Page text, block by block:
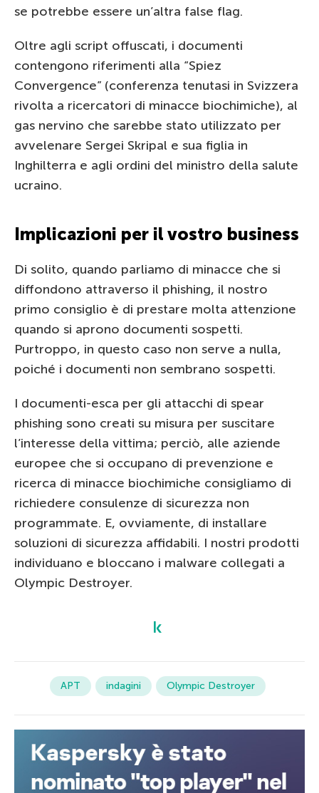
se potrebbe essere un’altra false flag.
Oltre agli script offuscati, i documenti
contengono riferimenti alla “Spiez
Convergence” (conferenza tenutasi in Svizzera
rivolta a ricercatori di minacce biochimiche), al
gas nervino che sarebbe stato utilizzato per
avvelenare Sergei Skripal e sua figlia in
Inghilterra e agli ordini del ministro della salute
ucraino.
Implicazioni per il vostro business
Di solito, quando parliamo di minacce che si
diffondono attraverso il phishing, il nostro
primo consiglio è di prestare molta attenzione
quando si aprono documenti sospetti.
Purtroppo, in questo caso non serve a nulla,
poiché i documenti non sembrano sospetti.
I documenti-esca per gli attacchi di spear
phishing sono creati su misura per suscitare
l’interesse della vittima; perciò, alle aziende
europee che si occupano di prevenzione e
ricerca di minacce biochimiche consigliamo di
richiedere consulenze di sicurezza non
programmate. E, ovviamente, di installare
soluzioni di sicurezza affidabili. I nostri prodotti
individuano e bloccano i malware collegati a
Olympic Destroyer.
APT indagini Olympic Destroyer